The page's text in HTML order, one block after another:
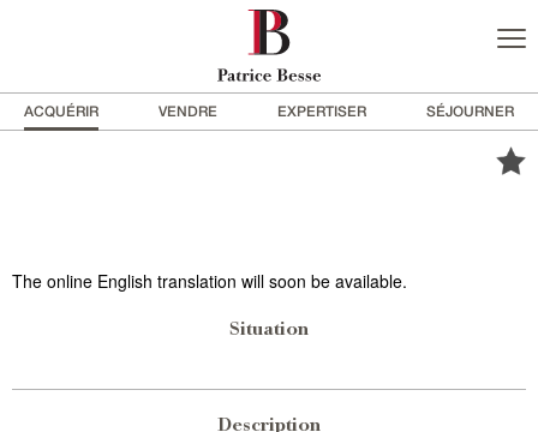
ACQUÉRIR VENDRE EXPERTISER SÉJOURNER
The online English translation will soon be available.
Situation
Description